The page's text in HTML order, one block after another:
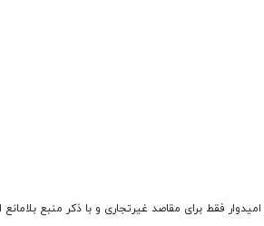
فقط برای مقاصد غیرتجاری و با ذکر منبع